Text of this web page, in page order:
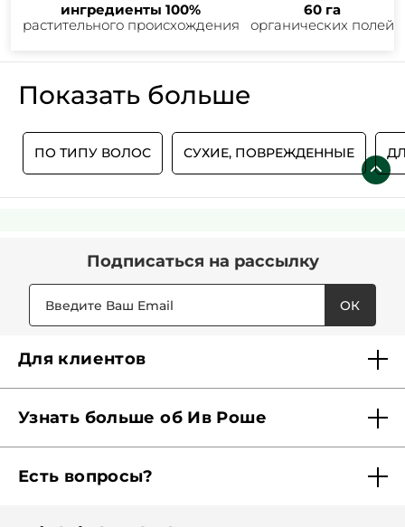
ингредиенты 100%
растительного происхождения
60 га
органических полей
Показать больше
ПО ТИПУ ВОЛОС СУХИЕ, ПОВРЕЖДЕННЫЕ
Подписаться на рассылку
ОК
Для клиентов
Карта Мерси
Отследить заказ
Узнать больше об Ив Роше
Наши обязательства
Есть вопросы?